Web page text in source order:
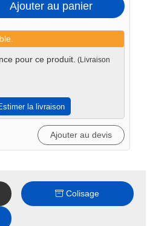
Ajouter au panier
pour ce produit. (Livraison
la livraison
Ajouter au devis
Colisage